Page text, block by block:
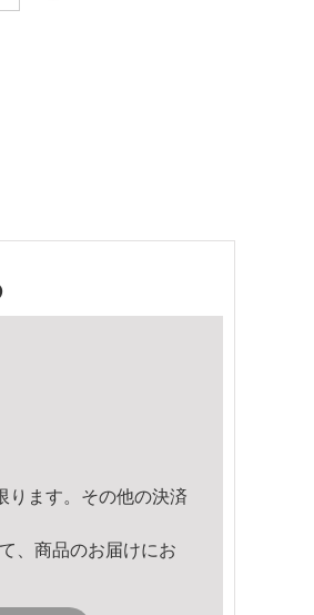
ります。その他の決済
、商品のお届けにお